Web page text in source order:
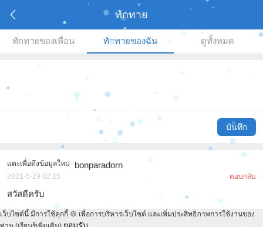
ทักทาย
ทักทายของเพื่อน ทักทายของฉัน ดูทั้งหมด
บันทึก
แตะเพื่อดึงข้อมูลใหม่ bonparadorn
2021-5-29 02:15 ตอบกลับ
สวัสดีครับ
เว็บไซต์นี้ มีการใช้คุกกี้ 🍪 เพื่อการบริหารเว็บไซต์ และเพิ่มประสิทธิภาพการใช้งานของ